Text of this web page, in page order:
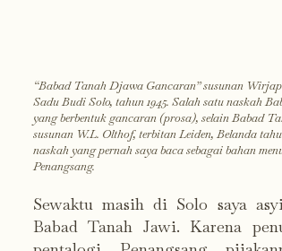
“Babad Tanah Djawa Gancaran” susunan
Sadu Budi Solo, tahun 1945. Salah satu naskah
yang berbentuk gancaran (prosa), selain Babad
susunan W.L. Olthof, terbitan Leiden, Belanda
naskah yang pernah saya baca sebagai bahan
Penangsang.
Sewaktu masih di Solo saya
Babad Tanah Jawi. Karena